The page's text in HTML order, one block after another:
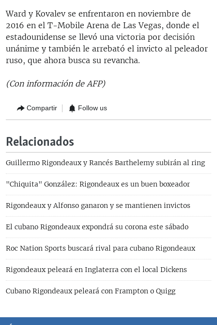
Ward y Kovalev se enfrentaron en noviembre de
2016 en el T-Mobile Arena de Las Vegas, donde el
estadounidense se llevó una victoria por decisión
unánime y también le arrebató el invicto al peleador
ruso, que ahora busca su revancha.
(Con información de AFP)
Compartir Follow us
Relacionados
Guillermo Rigondeaux y Rancés Barthelemy subirán al ring
"Chiquita" González: Rigondeaux es un buen boxeador
Rigondeaux y Alfonso ganaron y se mantienen invictos
El cubano Rigondeaux expondrá su corona este sábado
Roc Nation Sports buscará rival para cubano Rigondeaux
Rigondeaux peleará en Inglaterra con el local Dickens
Cubano Rigondeaux peleará con Frampton o Quigg